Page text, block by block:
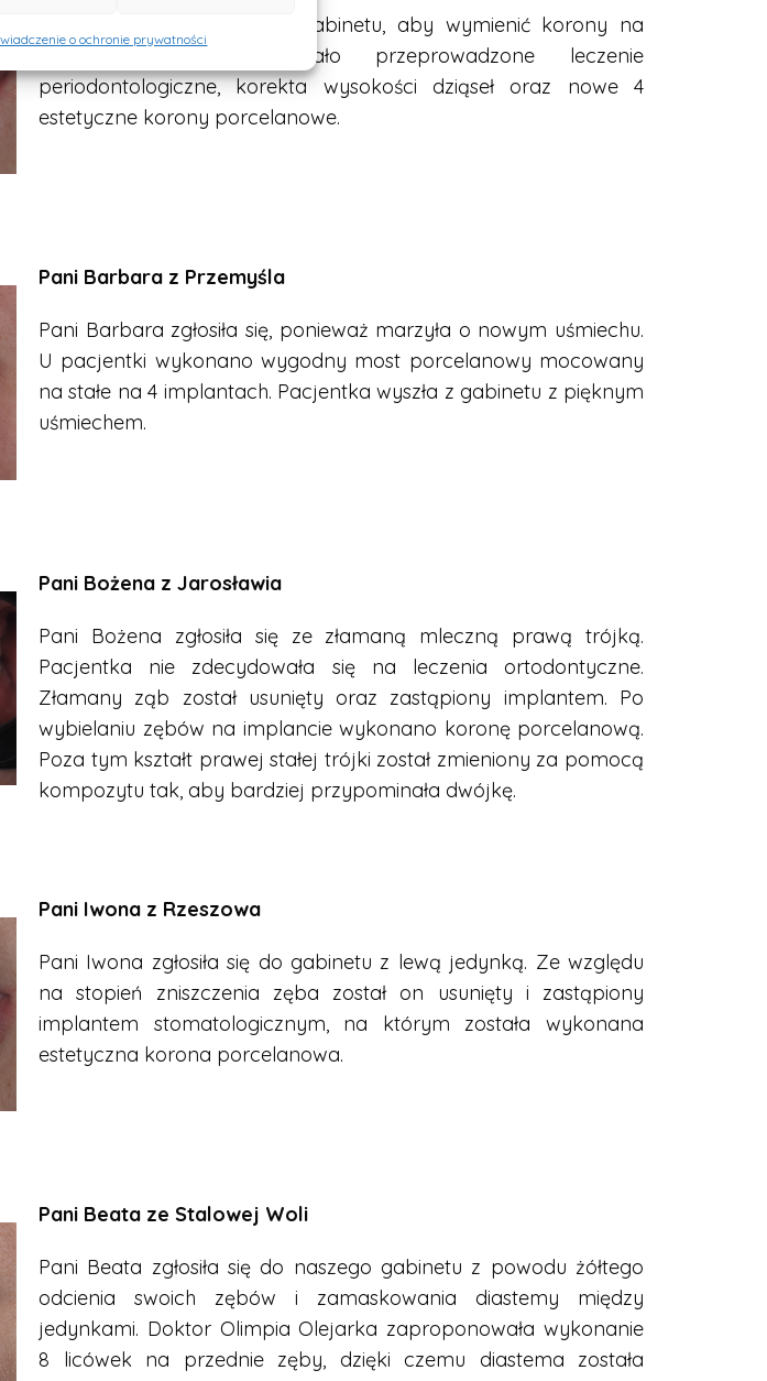
o ochronie prywatności
Pani Anna zgłosiła się do gabinetu, aby wymienić korony na
przednich zębach. Zostało przeprowadzone leczenie
periodontologiczne, korekta wysokości dziąseł oraz nowe 4
estetyczne korony porcelanowe.
Pani Barbara z Przemyśla
Pani Barbara zgłosiła się, ponieważ marzyła o nowym uśmiechu.
U pacjentki wykonano wygodny most porcelanowy mocowany
na stałe na 4 implantach. Pacjentka wyszła z gabinetu z pięknym
uśmiechem.
Pani Bożena z Jarosławia
Pani Bożena zgłosiła się ze złamaną mleczną prawą trójką.
Pacjentka nie zdecydowała się na leczenia ortodontyczne.
Złamany ząb został usunięty oraz zastąpiony implantem. Po
wybielaniu zębów na implancie wykonano koronę porcelanową.
Poza tym kształt prawej stałej trójki został zmieniony za pomocą
kompozytu tak, aby bardziej przypominała dwójkę.
Pani Iwona z Rzeszowa
Pani Iwona zgłosiła się do gabinetu z lewą jedynką. Ze względu
na stopień zniszczenia zęba został on usunięty i zastąpiony
implantem stomatologicznym, na którym została wykonana
estetyczna korona porcelanowa.
Pani Beata ze Stalowej Woli
Pani Beata zgłosiła się do naszego gabinetu z powodu żółtego
odcienia swoich zębów i zamaskowania diastemy między
jedynkami. Doktor Olimpia Olejarka zaproponowała wykonanie
8 licówek na przednie zęby, dzięki czemu diastema została